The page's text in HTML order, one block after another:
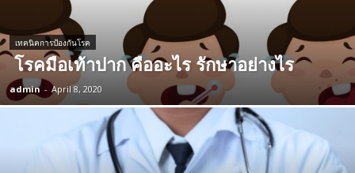
เทคนิคการป้องกันโรค
โรคมือเท้าปาก คืออะไร รักษาอย่างไร
admin - April 8, 2020